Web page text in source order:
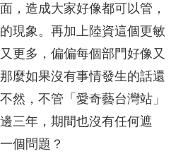
，造成大家好像都可以管，
現象。再加上陸資這個更敏
更多，偏偏每個部門好像又
麼如果沒有事情發生的話還
然，不管「愛奇藝台灣站」
三年，期間也沒有任何遮
個問題？